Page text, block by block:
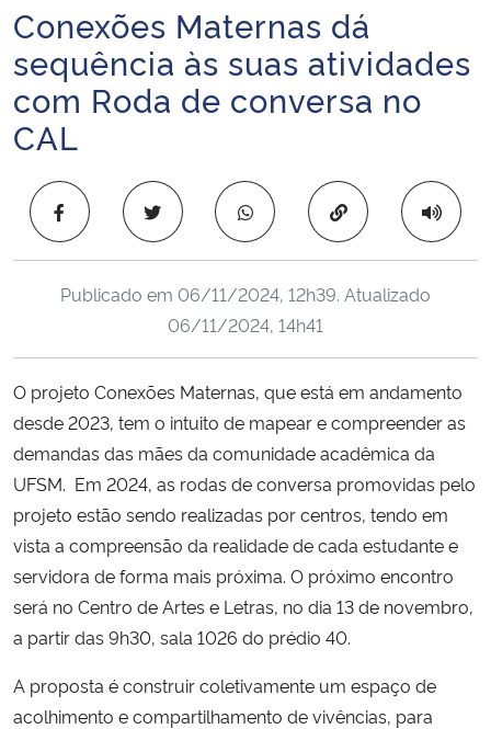
Ministério da Infraestrutura
Ministério da Agricultura, Pecuária e Abastecimento
Ministério da Educação
Ministério da Cidadania
Ministério da Saúde
Ministério de Minas e Energia
Ministério da Ciência, Tecnologia, Inovações e Comunicações
Ministério do Meio Ambiente
Ministério do Turismo
Ministério do Desenvolvimento Regional
Ministério da Mulher, da Família e dos Direitos Humanos
Secretaria-Geral
Início do conteúdo
Conexões Maternas dá
sequência às suas atividades
com Roda de conversa no
CAL
Copiar para área
Publicado em 06/11/2024, 12h39. Atualizado
06/11/2024, 14h41
O projeto Conexões Maternas, que está em andamento
desde 2023, tem o intuito de mapear e compreender as
demandas das mães da comunidade acadêmica da
UFSM. Em 2024, as rodas de conversa promovidas pelo
projeto estão sendo realizadas por centros, tendo em
vista a compreensão da realidade de cada estudante e
servidora de forma mais próxima. O próximo encontro
será no Centro de Artes e Letras, no dia 13 de novembro,
a partir das 9h30, sala 1026 do prédio 40.
A proposta é construir coletivamente um espaço de
acolhimento e compartilhamento de vivências, para